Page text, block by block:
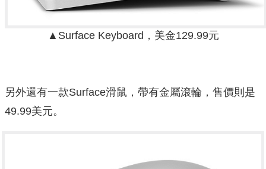
▲Surface Keyboard，美金129.99元
另外還有一款Surface滑鼠，帶有金屬滾輪，售價則是
49.99美元。